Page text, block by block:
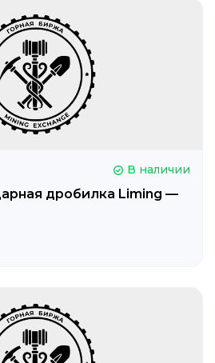
В наличии
дробилка Liming —